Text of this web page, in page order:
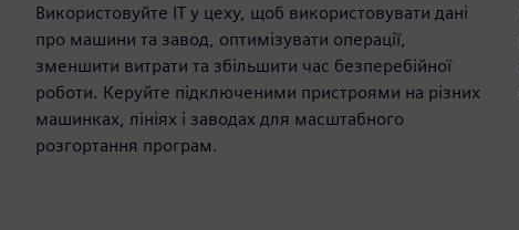
Використовуйте ІТ у цеху, щоб використовувати дані
про машини та завод, оптимізувати операції,
зменшити витрати та збільшити час безперебійної
роботи. Керуйте підключеними пристроями на різних
машинках, лініях і заводах для масштабного
розгортання програм.